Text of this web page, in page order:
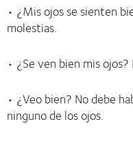
• ¿Mis ojos se sienten
molestias.
• ¿Se ven bien mis
• ¿Veo bien? No debe
ninguno de los ojos.